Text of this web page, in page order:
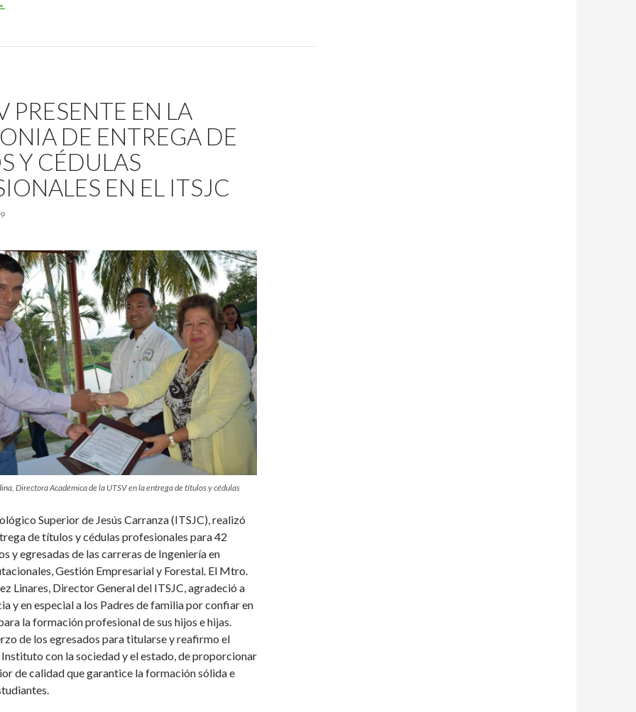
PRESENTE EN LA
DE ENTREGA DE
Y CÉDULAS
EN EL ITSJC
Directora Académica de la UTSV en la entrega de títulos y cédulas
Superior de Jesús Carranza (ITSJC), realizó
de títulos y cédulas profesionales para 42
y egresadas de las carreras de Ingeniería en
Gestión Empresarial y Forestal. El Mtro.
Linares, Director General del ITSJC, agradeció a
y en especial a los Padres de familia por confiar en
la formación profesional de sus hijos e hijas.
de los egresados para titularse y reafirmo el
con la sociedad y el estado, de proporcionar
de calidad que garantice la formación sólida e